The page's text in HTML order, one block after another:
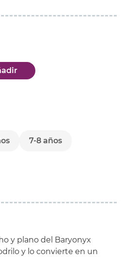
7-8 años
y plano del Baryonyx
y lo convierte en un